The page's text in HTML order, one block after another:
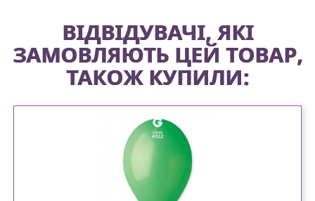
ВІДВІДУВАЧІ, ЯКІ
ЗАМОВЛЯЮТЬ ЦЕЙ ТОВАР,
ТАКОЖ КУПИЛИ: